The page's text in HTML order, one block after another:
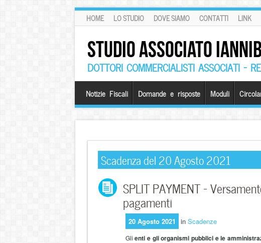
HOME LO STUDIO DOVE SIAMO CONTATTI LINK
STUDIO ASSOCIATO
DOTTORI COMMERCIALISTI ASSOCIATI –
Notizie Fiscali Domande e risposte Moduli
Scadenza del 20 Agosto 2021
SPLIT PAYMENT –
pagamenti
20 Agosto 2021 in Scadenze
Glienti e gli organismi pubblici e le